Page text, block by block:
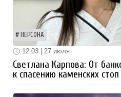
ПЕРСОНА
12:03 | 27 июля
Светлана Карпова: От
к спасению каменских стоп